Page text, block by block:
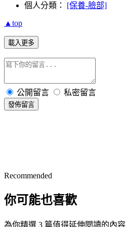
個人分類： [保養-臉部]
▲top
載入更多
公開留言 私密留言
發佈留言
Recommended
你可能也喜歡
為你精選 3 篇值得延伸閱讀的內容